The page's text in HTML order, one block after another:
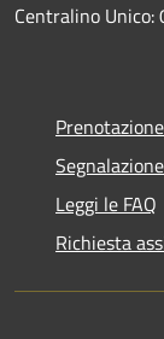
Centralino
Leggi le FAQ
Richiesta